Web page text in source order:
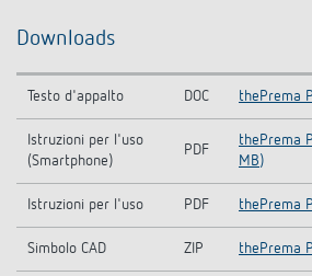
Downloads
Testo d'appalto DOC thePrema
Istruzioni per l'uso
(Smartphone)
PDF
thePrema
MB)
Istruzioni per l'uso PDF thePrema
Simbolo CAD ZIP thePrema